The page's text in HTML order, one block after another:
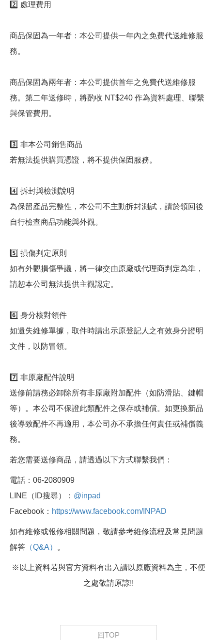
2️⃣ 處理費用
商品保固為一年者：本公司提供一年內之免費代送維修服
務。
商品保固為兩年者：本公司提供首年之免費代送維修服
務。第二年送修時，將酌收 NT$240 作為資料處理、聯繫
與保管費用。
3️⃣ 非本公司銷售商品
若無法提供購買憑證，將不提供保固服務。
4️⃣ 拆封與檢測說明
為保留產品完整性，本公司不主動拆封測試，請於領回後
自行檢查商品功能與外觀。
5️⃣ 損傷判定原則
如有外觀損傷爭議，將一律交由原廠或代理商判定為準，
請恕本公司無法提供主觀認定。
6️⃣ 身分核對領件
如遺失維修單據，取件時請出示原登記人之有效身分證明
文件，以防冒領。
7️⃣ 非原廠配件說明
送修前請務必卸除所有非原廠附加配件（如防滑貼、鍵帽
等）。本公司不保證此類配件之保存或補償。如更換新品
後導致配件不再適用，本公司亦不承擔任何責任或補償義
務。
若您需要送修商品，請透過以下方式聯繫我們：
電話：06-2080909
LINE（ID搜尋）： @inpad
Facebook： https://www.facebook.com/INPAD
如有維修或報修相關問題，敬請參考維修流程及常見問題
解答 （Q&A） 。
※以上資料若與官方資料有出入請以原廠資料為主，不便
之處敬請原諒!!
回TOP